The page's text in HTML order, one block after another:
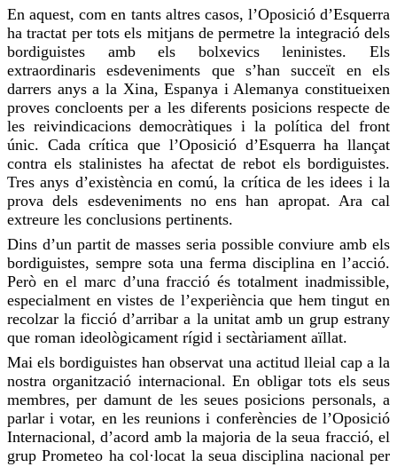
En aquest, com en tantsaltres casos, l’Oposició d’Esquerra
ha tractat per tots els mitjans de permetre la integració dels
bordiguistes amb els bolxevics leninistes. Els
extraordinaris esdeveniments que s’han succeït en els
darrers anys a la Xina, Espanya i Alemanya constitueixen
proves concloents per a les diferents posicions respecte de
les reivindicacions democràtiques i la política del front
únic. Cada crítica que l’Oposició d’Esquerra ha llançat
contra els stalinistes ha afectat de rebot els bordiguistes.
Tres anys d’existència en comú, la crítica de les idees i la
prova dels esdeveniments no ens han apropat. Ara cal
extreure les conclusions pertinents.
Dins d’un partit de masses seria possible conviure amb els
bordiguistes, sempre sota una ferma disciplina en l’acció.
Però en el marc d’una fracció és totalment inadmissible,
especialment en vistes de l’experiència que hem tingut en
recolzar la ficció d’arribar a la unitat amb un grup estrany
que roman ideològicament rígid i sectàriament aïllat.
Mai elsbordiguistes han observat una actitud lleial cap a la
nostra organització internacional. En obligar tots els seus
membres, per damunt de les seues posicions personals, a
parlar i votar, en les reunions i conferències de l’Oposició
Internacional, d’acord amb la majoria de la seua fracció, el
grup Prometeo ha col·locat la seua disciplina nacional per